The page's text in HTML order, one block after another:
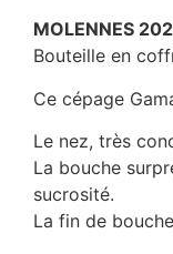
MOLENNES
Bouteille en
Ce cépage
Le nez, très
La bouche
sucrosité.
La fin de